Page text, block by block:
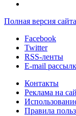
Полная версия сайта
Facebook
Twitter
RSS-ленты
E-mail
Контакты
Реклама на
Правила